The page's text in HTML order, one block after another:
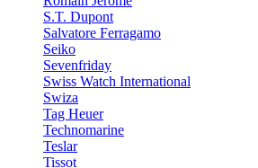
S.T. Dupont
Salvatore Ferragamo
Seiko
Sevenfriday
Swiss Watch International
Swiza
Tag Heuer
Technomarine
Teslar
Tissot